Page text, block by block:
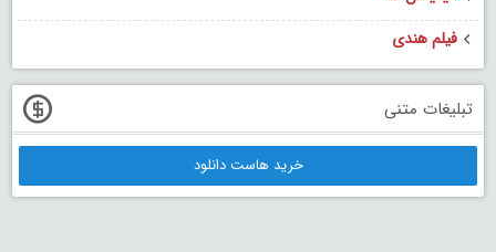
فیلم هندی
تبلیغات متنی
خرید هاست دانلود